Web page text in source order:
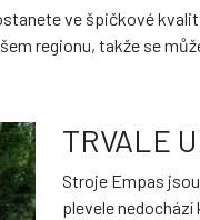
ve špičkové
regionu, takže se
TRVALE
Stroje Empas
plevele